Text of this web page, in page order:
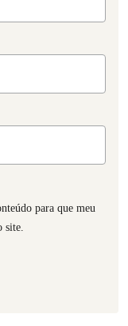
para que meu
site.